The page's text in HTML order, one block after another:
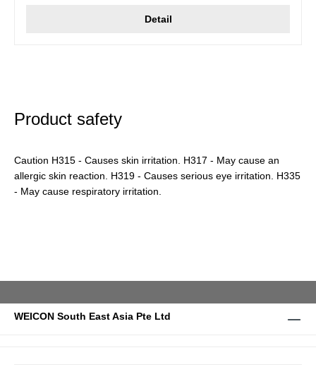
Detail
Product safety
Caution H315 - Causes skin irritation. H317 - May cause an
allergic skin reaction. H319 - Causes serious eye irritation. H335
- May cause respiratory irritation.
WEICON South East Asia Pte Ltd